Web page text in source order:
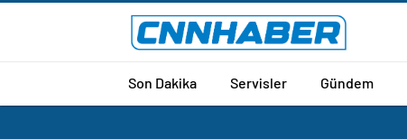
Son Dakika Servisler Gündem